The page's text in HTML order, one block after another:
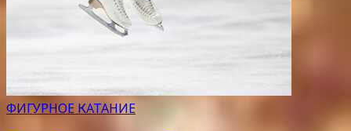
ФИГУРНОЕ КАТАНИЕ